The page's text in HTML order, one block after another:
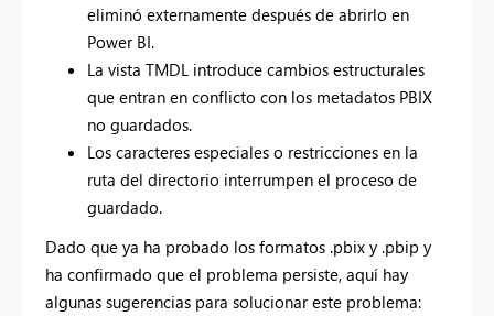
eliminó externamente después de abrirlo en
Power BI.
La vista TMDL introduce cambios estructurales
que entran en conflicto con los metadatos PBIX
no guardados.
Los caracteres especiales o restricciones en la
ruta del directorio interrumpen el proceso de
guardado.
Dado que ya ha probado los formatos .pbix y .pbip y
ha confirmado que el problema persiste, aquí hay
algunas sugerencias para solucionar este problema: